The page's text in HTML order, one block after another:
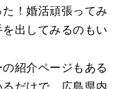
！婚活頑張ってみ
出してみるのもい
紹介ページもある
だけで、広島県内